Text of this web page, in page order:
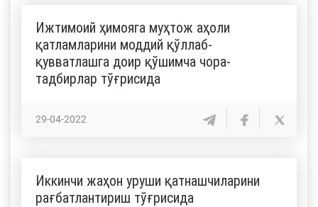
Ижтимоий ҳимояга муҳтож аҳоли
қатламларини моддий қўллаб-
қувватлашга доир қўшимча чора-
тадбирлар тўғрисида
29-04-2022
Иккинчи жаҳон уруши қатнашчиларини
рағбатлантириш тўғрисида